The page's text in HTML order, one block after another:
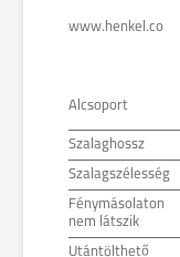
www.henkel.co
Alcsoport
Szalaghossz
Szalagszélesség
Fénymásolaton
nem látszik
Utántölthető